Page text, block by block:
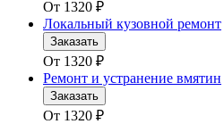
От 1320 ₽
Локальный кузовной ремонт
Заказать
От 1320 ₽
Ремонт и устранение вмятин
Заказать
От 1320 ₽